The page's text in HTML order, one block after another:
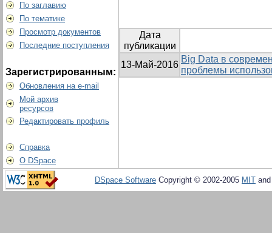
По заглавию
По тематике
Просмотр документов
Последние поступления
Зарегистрированным:
Обновления на e-mail
Мой архив
ресурсов
Редактировать профиль
Справка
О DSpace
Дата
публикации
13-Май-2016
Big Data в
проблемы
DSpace Software Copyright © 2002-2005 MIT